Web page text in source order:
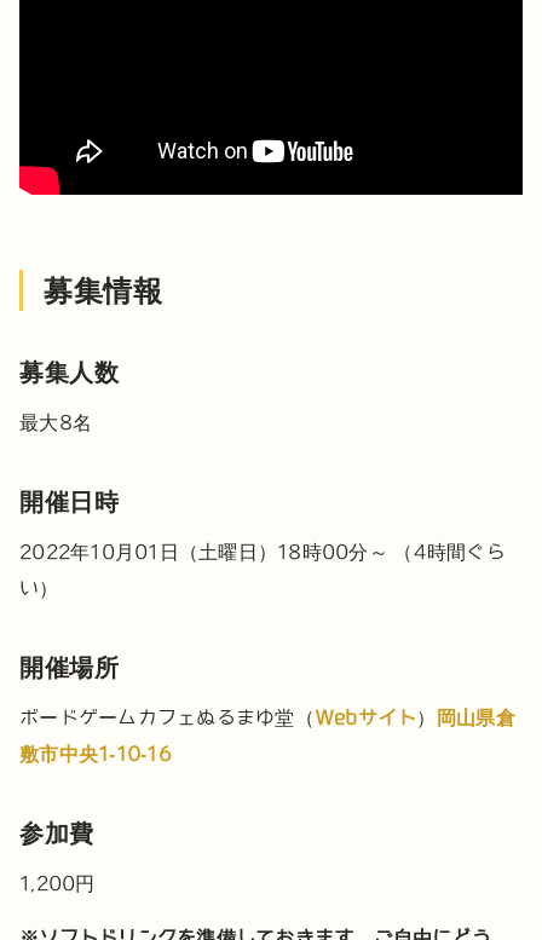
募集情報
募集人数
最大8名
開催日時
2022年10月01日（土曜日）18時00分～ （4時間ぐら
い）
開催場所
ボードゲームカフェぬるまゆ堂（Webサイト）
岡山県倉
敷市中央1-10-16
参加費
1,200円